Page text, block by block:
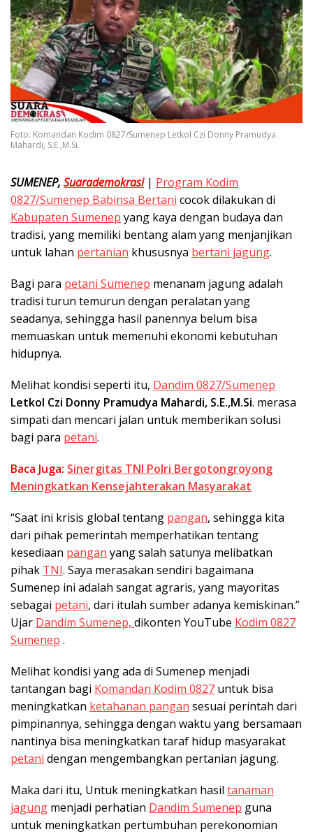
Foto: Komandan Kodim 0827/Sumenep Letkol Czi Donny Pramudya
Mahardi, S.E.,M.Si.
SUMENEP, Suarademokrasi| Program Kodim
0827/Sumenep Babinsa Bertani cocok dilakukan di
Kabupaten Sumenep yang kaya dengan budaya dan
tradisi, yang memiliki bentang alam yang menjanjikan
untuk lahan pertanian khususnya bertani jagung.
Bagi para petani Sumenep menanam jagung adalah
tradisi turun temurun dengan peralatan yang
seadanya, sehingga hasil panennya belum bisa
memuaskan untuk memenuhi ekonomi kebutuhan
hidupnya.
Melihat kondisi seperti itu, Dandim 0827/Sumenep
Letkol Czi Donny Pramudya Mahardi, S.E.,M.Si. merasa
simpati dan mencari jalan untuk memberikan solusi
bagi para petani.
Baca Juga: Sinergitas TNI Polri Bergotongroyong
Meningkatkan Kensejahterakan Masyarakat
“Saat ini krisis global tentang pangan, sehingga kita
dari pihak pemerintah memperhatikan tentang
kesediaan pangan yang salah satunya melibatkan
pihak TNI. Saya merasakan sendiri bagaimana
Sumenep ini adalah sangat agraris, yang mayoritas
sebagai petani, dari itulah sumber adanya kemiskinan.”
Ujar Dandim Sumenep, dikonten YouTube Kodim 0827
Sumenep .
Melihat kondisi yang ada di Sumenep menjadi
tantangan bagi Komandan Kodim 0827 untuk bisa
meningkatkan ketahanan pangan sesuai perintah dari
pimpinannya, sehingga dengan waktu yang bersamaan
nantinya bisa meningkatkan taraf hidup masyarakat
petani dengan mengembangkan pertanian jagung.
Maka dari itu, Untuk meningkatkan hasil tanaman
jagung menjadi perhatian Dandim Sumenep guna
untuk meningkatkan pertumbuhan perekonomian